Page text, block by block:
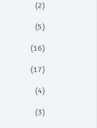
(2)
(5)
(16)
(17)
(4)
(3)